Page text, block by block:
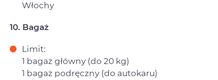
Włochy
10. Bagaż
Limit:
1 bagaż główny (do 20 kg)
1 bagaż podręczny (do autokaru)